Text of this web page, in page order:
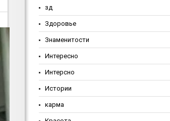
зд
Здоровье
Знаменитости
Интересно
Интерсно
Истории
карма